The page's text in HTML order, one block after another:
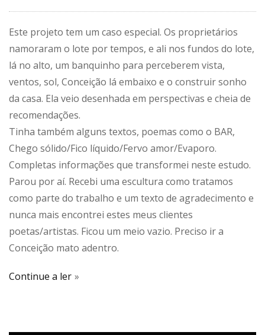
Este projeto tem um caso especial. Os proprietários
namoraram o lote por tempos, e ali nos fundos do lote,
lá no alto, um banquinho para perceberem vista,
ventos, sol, Conceição lá embaixo e o construir sonho
da casa. Ela veio desenhada em perspectivas e cheia de
recomendações.
Tinha também alguns textos, poemas como o BAR,
Chego sólido/Fico líquido/Fervo amor/Evaporo.
Completas informações que transformei neste estudo.
Parou por aí. Recebi uma escultura como tratamos
como parte do trabalho e um texto de agradecimento e
nunca mais encontrei estes meus clientes
poetas/artistas. Ficou um meio vazio. Preciso ir a
Conceição mato adentro.
Continue a ler